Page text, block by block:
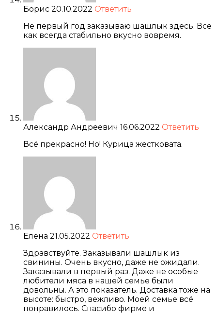
Борис 20.10.2022 Ответить
Не первый год заказываю шашлык здесь. Все
как всегда стабильно вкусно вовремя.
Александр Андреевич 16.06.2022 Ответить
Всё прекрасно! Но! Курица жестковата.
Елена 21.05.2022 Ответить
Здравствуйте. Заказывали шашлык из
свинины. Очень вкусно, даже не ожидали.
Заказывали в первый раз. Даже не особые
любители мяса в нашей семье были
довольны. А это показатель. Доставка тоже на
высоте: быстро, вежливо. Моей семье всё
понравилось. Спасибо фирме и